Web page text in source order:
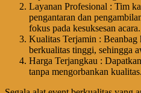
Layanan Profesional : Tim
pengantaran dan
fokus pada kesuksesan acara.
Kualitas Terjamin : Beanbag
berkualitas tinggi, sehingga
Harga Terjangkau :
tanpa mengorbankan kualitas.